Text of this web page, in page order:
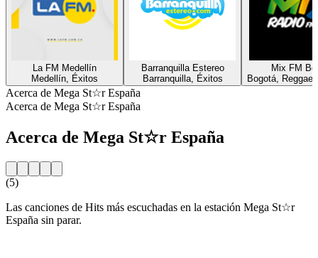
La FM Medellín
Medellín, Éxitos
Barranquilla Estereo
Barranquilla, Éxitos
Mix FM
Bogotá,
Acerca de Mega St☆r España
Acerca de Mega St☆r España
Acerca de Mega St☆r España
(5)
Las canciones de Hits más escuchadas en la estación Mega St☆r
España sin parar.